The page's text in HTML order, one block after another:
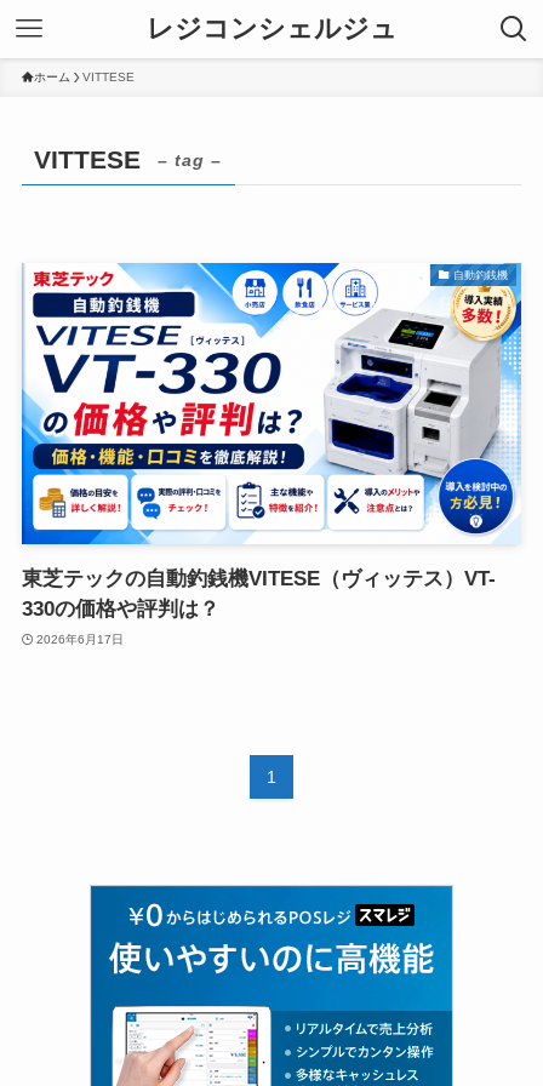
レジコンシェルジュ
ホーム VITTESE
VITTESE – tag –
自動釣銭機
東芝テックの自動釣銭機VITESE（ヴィッテス）VT-
330の価格や評判は？
2026年6月17日
1